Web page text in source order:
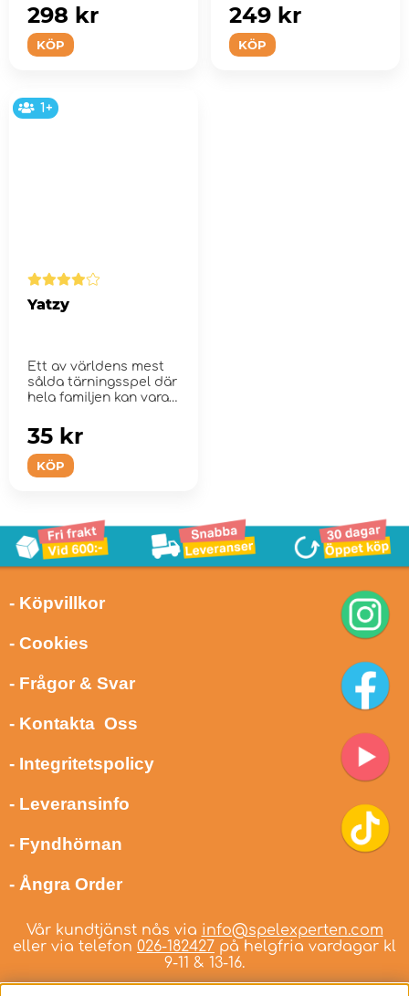
KÖP
298 kr
KÖP
249 kr
1+
Yatzy
Ett av världens mest
sålda tärningsspel där
hela familjen kan vara
KÖP
35 kr
- Köpvillkor
- Cookies
- Frågor & Svar
- Kontakta Oss
- Integritetspolicy
- Leveransinfo
- Fyndhörnan
- Ångra Order
Vår kundtjänst nås via info@spelexperten.com
eller via telefon 026-182427 på helgfria vardagar kl
9-11 & 13-16.